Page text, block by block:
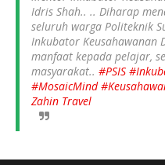
Idris Shah.. .. Diharap
seluruh warga Politeknik
Inkubator Keusahawanan
manfaat kepada pelajar,
masyarakat.. #PSIS
#MosaicMind
Zahin Travel